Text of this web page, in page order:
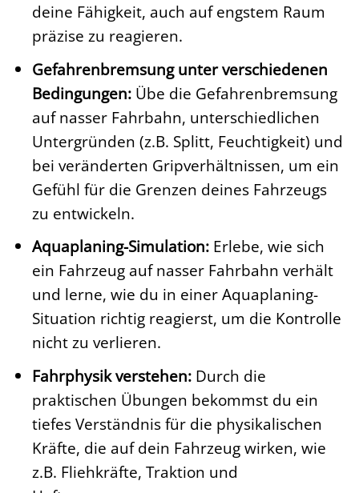
deine Fähigkeit, auch auf engstem Raum
präzise zu reagieren.
Gefahrenbremsung unter verschiedenen
Bedingungen:Übe die Gefahrenbremsung
auf nasser Fahrbahn, unterschiedlichen
Untergründen (z.B. Splitt, Feuchtigkeit) und
bei veränderten Gripverhältnissen, um ein
Gefühl für die Grenzen deines Fahrzeugs
zu entwickeln.
Aquaplaning-Simulation:Erlebe, wie sich
ein Fahrzeug auf nasser Fahrbahn verhält
und lerne, wie du in einer Aquaplaning-
Situation richtig reagierst, um die Kontrolle
nicht zu verlieren.
Fahrphysik verstehen:Durch die
praktischen Übungen bekommst du ein
tiefes Verständnis für die physikalischen
Kräfte, die auf dein Fahrzeug wirken, wie
z.B. Fliehkräfte, Traktion und